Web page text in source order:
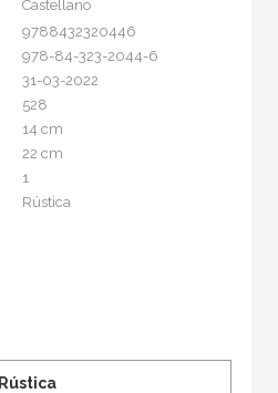
Castellano
9788432320446
978-84-323-2044-6
31-03-2022
528
14 cm
22 cm
1
Rústica
Rústica